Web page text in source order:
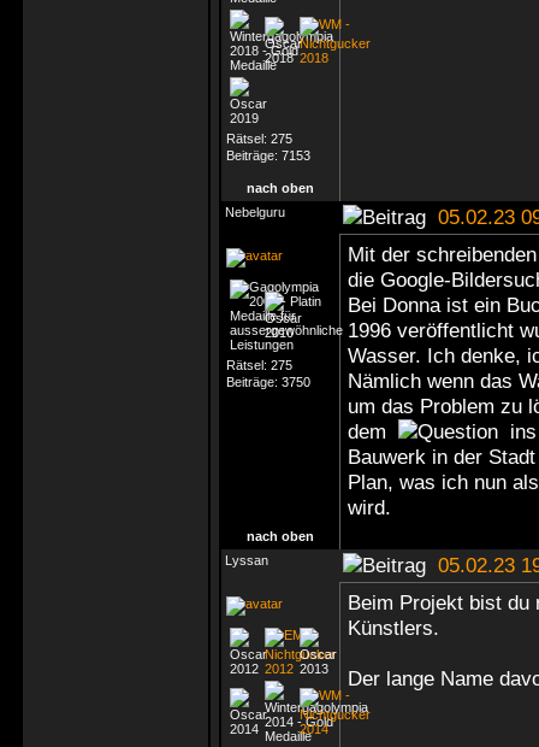
Rätsel: 275
Beiträge: 7153
nach oben
Nebelguru
05.02.23
Rätsel: 275
Beiträge: 3750
Mit der
die Google-
Bei Donna ist ein
1996 veröffentlicht
Wasser. Ich denke,
Nämlich wenn das
um das Problem zu
dem
Bauwerk in der
Plan, was ich nun
wird.
nach oben
Lyssan
05.02.23
Beim Projekt bist
Künstlers.
Der lange Name